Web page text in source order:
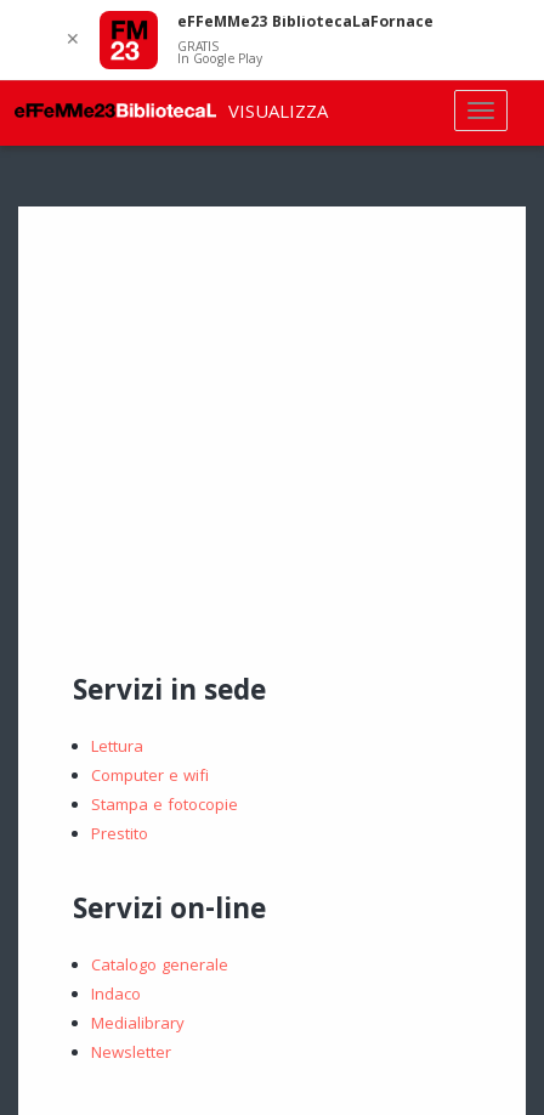
Servizi in sede
Lettura
Computer e wifi
Stampa e fotocopie
Prestito
Servizi on-line
Catalogo generale
Indaco
Medialibrary
Newsletter
✕
eFFeMMe23 BibliotecaLaFornace
GRATIS
In Google Play
VISUALIZZA